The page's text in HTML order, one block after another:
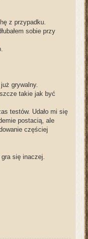
z przypadku.
sobie przy
grywalny.
takie jak być
testów. Udało mi się
postacią, ale
częściej
się inaczej.